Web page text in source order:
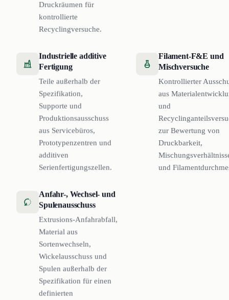
Druckräumen für
kontrollierte
Recyclingversuche.
Industrielle additive
Fertigung
Teile außerhalb der
Spezifikation,
Supporte und
Produktionsausschuss
aus Servicebüros,
Prototypenzentren und
additiven
Serienfertigungszellen.
Filament-F&E und
Mischversuche
Kontrollierter
aus
und
zur Bewertung von
Druckbarkeit,
und
Anfahr-, Wechsel- und
Spulenausschuss
Extrusions-Anfahrabfall,
Material aus
Sortenwechseln,
Wickelausschuss und
Spulen außerhalb der
Spezifikation für einen
definierten